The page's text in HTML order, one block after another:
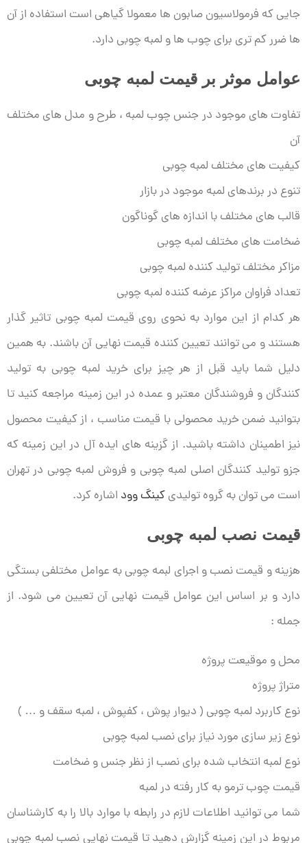
جایی که فرمولاسیون صابون ها معمولا گیاهی است استفاده از آن
ها ضرر کم تری برای چوب ها و لمبه چوبی دارد.
عوامل موثر بر قیمت لمبه چوبی
تفاوت های موجود در جنس چوب لمبه ، طرح و مدل های مختلف
آن
کیفیت های مختلف لمبه چوبی
تنوع در برندهای لمبه موجود در بازار
قالب های مختلف با اندازه های گوناگون
ضخامت های مختلف لمبه چوبی
مزاکر مختلف تولید کننده لمبه چوبی
تعداد فراوان مراکز عرضه کننده لمبه چوبی
هر کدام از این موارد به نحوی روی قیمت لمبه چوبی تاثیر گذار
هستند و می توانند تعیین کننده قیمت نهایی آن باشند. به همین
دلیل شما باید قبل از هر چیز برای خرید لمبه چوبی به تولید
کنندگان و فروشندگان معتبر و عمده در این زمینه مراجعه کنید تا
بتوانید ضمن خرید محصولی با قیمت مناسب ، از کیفیت محصول
نیز اطمینان داشته باشید. از گزینه های ایده آل در این زمینه که
جزو تولید کنندگان اصلی لمبه چوبی و فروش لمبه چوبی در تهران
است می توان به گروه تولیدیکینگ وود اشاره کرد.
قیمت نصب لمبه چوبی
هزینه و قیمت نصب و اجرای لبمه چوبی به عوامل مختلفی بستگی
دارد و بر اساس این عوامل قیمت نهایی آن تعیین می شود. از
جمله :
محل و موقیعت پروژه
متراژ پروژه
نوع کاربرد لمبه چوبی ( دیوار پوش ، کفپوش ، لمبه سقف و … )
نوع زیر سازی مورد نیاز برای نصب لمبه چوبی
نوع لمبه انتخاب شده برای نصب از نظر جنس و ضخامت
قيمت چوب ترمو به کار رفته در لمبه
شما می توانید اطلاعات لازم در رابطه با موارد بالا را به کارشناسان
مربوط در این زمینه گزارش دهید تا قیمت نهایی نصب لمبه چوبی